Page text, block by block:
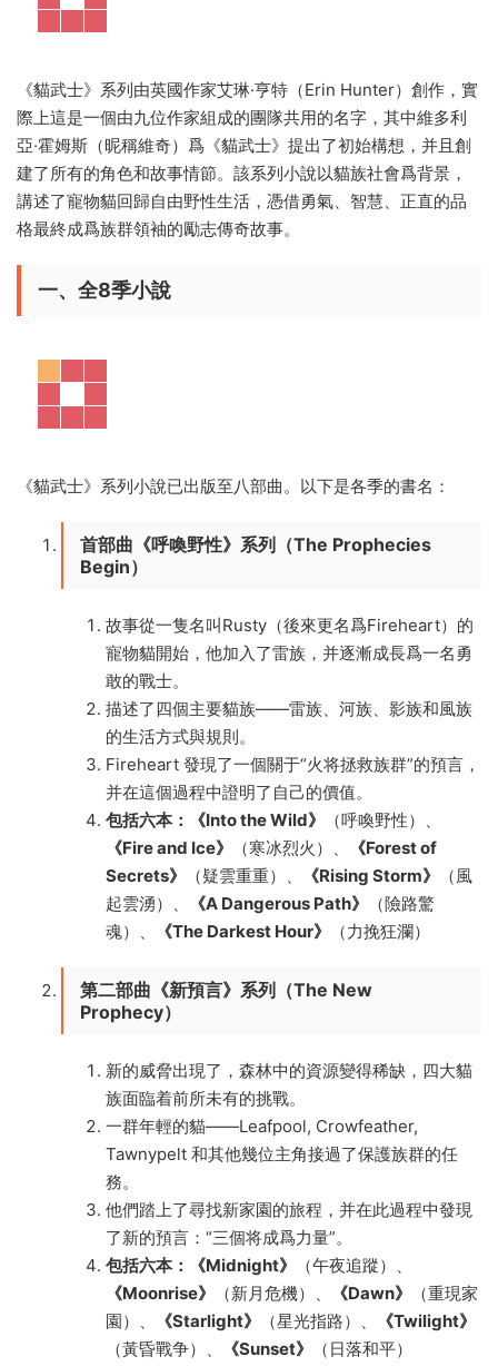
《貓武士》系列由英國作家艾琳·亨特（Erin Hunter）創作，實
際上這是一個由九位作家組成的團隊共用的名字，其中維多利
亞·霍姆斯（昵稱維奇）爲《貓武士》提出了初始構想，并且創
建了所有的角色和故事情節。該系列小說以貓族社會爲背景，
講述了寵物貓回歸自由野性生活，憑借勇氣、智慧、正直的品
格最終成爲族群領袖的勵志傳奇故事。
一、全8季小說
《貓武士》系列小說已出版至八部曲。以下是各季的書名：
首部曲《呼喚野性》系列（The Prophecies
Begin）
故事從一隻名叫Rusty（後來更名爲Fireheart）的
寵物貓開始，他加入了雷族，并逐漸成長爲一名勇
敢的戰士。
描述了四個主要貓族——雷族、河族、影族和風族
的生活方式與規則。
Fireheart 發現了一個關于“火将拯救族群”的預言，
并在這個過程中證明了自己的價值。
包括六本：《Into the Wild》
（呼喚野性）、
《Fire and Ice》
（寒冰烈火）、
《Forest of
Secrets》
（疑雲重重）、 《Rising Storm》
（風
起雲湧）、
《A Dangerous Path》
（險路驚
魂）、
《The Darkest Hour》 （力挽狂瀾）
第二部曲《新預言》系列（The New
Prophecy）
新的威脅出現了，森林中的資源變得稀缺，四大貓
族面臨着前所未有的挑戰。
一群年輕的貓——Leafpool, Crowfeather,
Tawnypelt 和其他幾位主角接過了保護族群的任
務。
他們踏上了尋找新家園的旅程，并在此過程中發現
了新的預言：“三個将成爲力量”。
包括六本：
《Midnight》
（午夜追蹤）、
《Moonrise》
（新月危機）、 《Dawn》
（重現家
園）、
《Starlight》 （星光指路）、
《Twilight》
（黃昏戰争）、
《Sunset》 （日落和平）